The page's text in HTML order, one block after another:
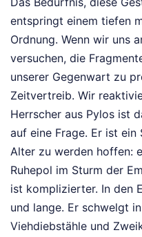
entspringt einem tiefen
Ordnung. Wenn wir uns
versuchen, die
unserer Gegenwart zu
Zeitvertreib. Wir
Herrscher aus Pylos ist
auf eine Frage. Er ist
Alter zu werden hoffen:
Ruhepol im Sturm der
ist komplizierter. In den
und lange. Er schwelgt
Viehdiebstähle und